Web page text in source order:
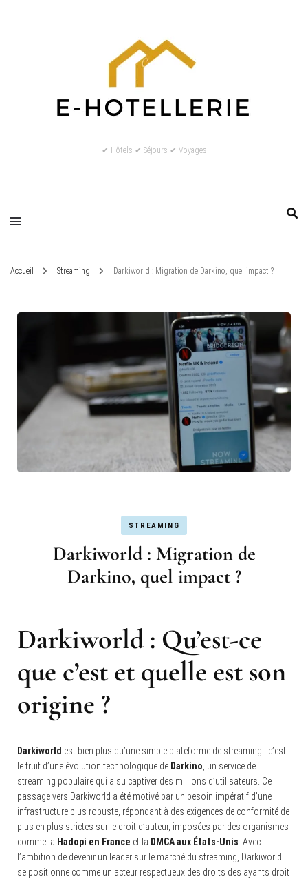
✔ Hôtels ✔ Séjours ✔ Voyages
Accueil Streaming Darkiworld : Migration de Darkino, quel impact ?
STREAMING
Darkiworld : Migration de
Darkino, quel impact ?
Darkiworld: Qu’est-ce
que c’est et quelle est son
origine ?
Darkiworld est bien plus qu’une simple plateforme de streaming : c’est
le fruit d’une évolution technologique de Darkino , un service de
streaming populaire qui a su captiver des millions d’utilisateurs. Ce
passage vers Darkiworld a été motivé par un besoin impératif d’une
infrastructure plus robuste, répondant à des exigences de conformité de
plus en plus strictes sur le droit d’auteur, imposées par des organismes
comme la Hadopi en France et la DMCA aux États-Unis . Avec
l’ambition de devenir un leader sur le marché du streaming, Darkiworld
se positionne comme un acteur respectueux des droits des ayants droit